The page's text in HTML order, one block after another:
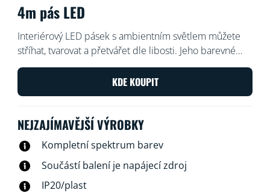
4m pás LED
Interiérový LED pásek s ambientním světlem můžete
stříhat, tvarovat a přetvářet dle libosti. Jeho barevné
dynamické světelné režimy zkrášlí prostor pod
skříněmi nebo za nábytkem a ambientní světlo vytvoří
dokonalou náladu na chvíle absolutní relaxace.
KDE KOUPIT
NEJZAJÍMAVĚJŠÍ VÝROBKY
Kompletní spektrum barev
Součástí balení je napájecí zdroj
IP20/plast